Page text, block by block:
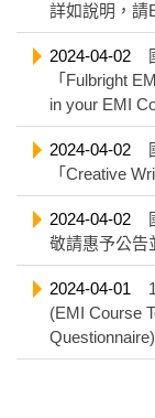
詳如說明，請
2024-04-02
「Fulbright
in your EMI
2024-04-02
「Creative
2024-04-02
敬請惠予公告
2024-04-01
(EMI Course